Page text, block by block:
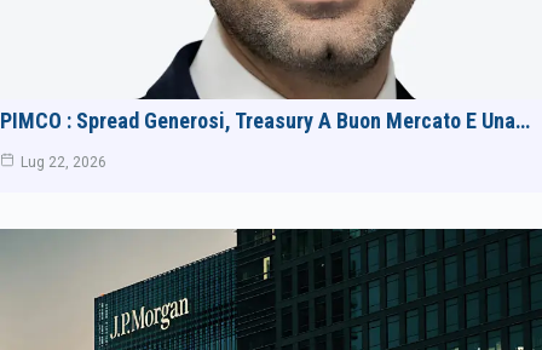
PIMCO : Spread Generosi, Treasury A Buon Mercato E Una…
Lug 22, 2026